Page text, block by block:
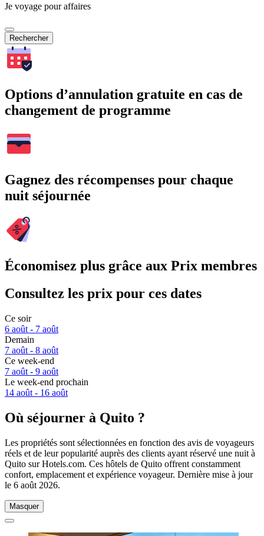
Je voyage pour affaires
Rechercher
Options d’annulation gratuite en cas de
changement de programme
Gagnez des récompenses pour chaque
nuit séjournée
Économisez plus grâce aux Prix membres
Consultez les prix pour ces dates
Ce soir
6 août - 7 août
Demain
7 août - 8 août
Ce week-end
7 août - 9 août
Le week-end prochain
14 août - 16 août
Où séjourner à Quito ?
Les propriétés sont sélectionnées en fonction des avis de voyageurs
réels et de leur popularité auprès des clients ayant réservé une nuit à
Quito sur Hotels.com. Ces hôtels de Quito offrent constamment
confort, emplacement et expérience voyageur. Dernière mise à jour
le 6 août 2026.
Masquer